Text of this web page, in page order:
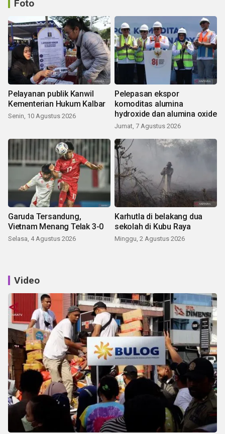
Foto
Pelayanan publik Kanwil
Kementerian Hukum Kalbar
Senin, 10 Agustus 2026
Pelepasan ekspor
komoditas alumina
hydroxide dan alumina oxide
Jumat, 7 Agustus 2026
Garuda Tersandung,
Vietnam Menang Telak 3-0
Selasa, 4 Agustus 2026
Karhutla di belakang dua
sekolah di Kubu Raya
Minggu, 2 Agustus 2026
Video